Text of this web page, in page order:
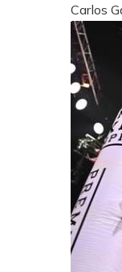
Carlos